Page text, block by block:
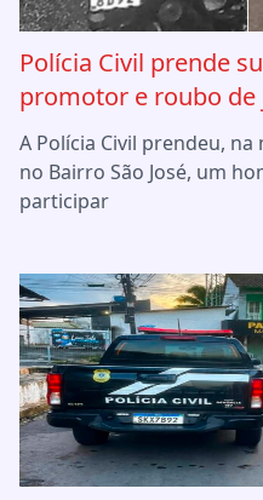
Polícia Civil prende
promotor e roubo de
A Polícia Civil prendeu,
no Bairro São José, um
participar